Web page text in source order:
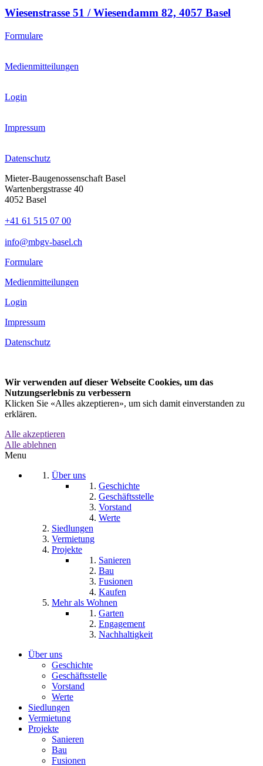
Wiesenstrasse 51 / Wiesendamm 82, 4057 Basel
Formulare
Medienmitteilungen
Login
Impressum
Datenschutz
Mieter-Baugenossenschaft Basel
Wartenbergstrasse 40
4052 Basel
+41 61 515 07 00
info@mbgv-basel.ch
Formulare
Medienmitteilungen
Login
Impressum
Datenschutz
Wir verwenden auf dieser Webseite Cookies, um das
Nutzungserlebnis zu verbessern
Klicken Sie «Alles akzeptieren», um sich damit einverstanden zu
erklären.
Alle akzeptieren
Alle ablehnen
Menu
Über uns
Geschichte
Geschäftsstelle
Vorstand
Werte
Siedlungen
Vermietung
Projekte
Sanieren
Bau
Fusionen
Kaufen
Mehr als Wohnen
Garten
Engagement
Nachhaltigkeit
Über uns
Geschichte
Geschäftsstelle
Vorstand
Werte
Siedlungen
Vermietung
Projekte
Sanieren
Bau
Fusionen